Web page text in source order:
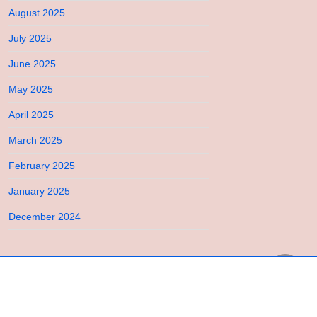
August 2025
July 2025
June 2025
May 2025
April 2025
March 2025
February 2025
January 2025
December 2024